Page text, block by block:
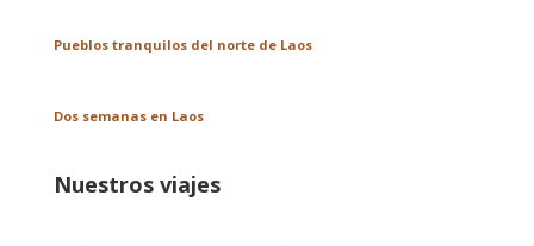
Pueblos tranquilos del norte de Laos
Dos semanas en Laos
Nuestros viajes